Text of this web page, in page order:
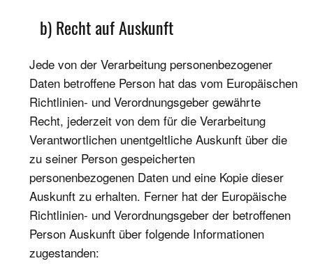
b) Recht auf Auskunft
Jede von der Verarbeitung personenbezogener
Daten betroffene Person hat das vom Europäischen
Richtlinien- und Verordnungsgeber gewährte
Recht, jederzeit von dem für die Verarbeitung
Verantwortlichen unentgeltliche Auskunft über die
zu seiner Person gespeicherten
personenbezogenen Daten und eine Kopie dieser
Auskunft zu erhalten. Ferner hat der Europäische
Richtlinien- und Verordnungsgeber der betroffenen
Person Auskunft über folgende Informationen
zugestanden: